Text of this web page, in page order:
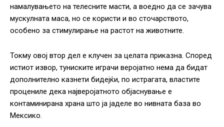
намалувањето на телесните масти, а воедно да се зачува
мускулната маса, но се користи и во сточарството,
особено за стимулирање на растот на животните.
Токму овој втор дел е клучен за целата приказна. Според
истиот извор, туниските играчи веројатно нема да бидат
дополнително казнети бидејќи, по истрагата, властите
процениле дека најверојатното објаснување е
контаминирана храна што ја јаделе во нивната база во
Мексико.